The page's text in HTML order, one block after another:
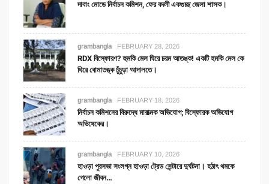
দাবাং মোডে নির্বাচন কমিশন, ফের বদলী একগুচ্ছ জেলা শাসক।
grambangla FEBRUARY 28, 2026
RDX বিস্ফোরণ? হুমকি মেল ঘিরে চরম আতঙ্ক! একটি হমকি মেল কে
ঘিরে বোমাতঙ্ক চুঁচুড়া আদালতে।
grambangla FEBRUARY 18, 2026
নির্বাচন কমিশনের বিরুদ্ধে মারাত্মক অভিযোগ; বিস্ফোরক অভিযোগ
অভিষেকের।
grambangla FEBRUARY 10, 2026
হাওড়া পুরসভা সংলগ্ন হাওড়া ট্রেড সেন্টারে দুর্ঘটনা। হঠাৎ থমকে
গেলো জীবন…